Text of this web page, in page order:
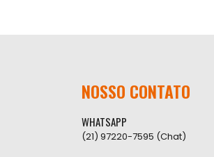
NOSSO CONTATO
WHATSAPP
(21) 97220-7595 (Chat)